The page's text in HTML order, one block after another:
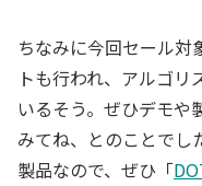
ちなみに今回セール対
トも行われ、アルゴ
いるそう。ぜひデモや
みてね、とのことでし
製品なので、ぜひ「